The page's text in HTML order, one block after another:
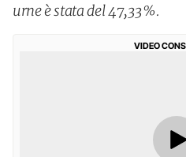
urne è stata del 47,33%.
VIDEO